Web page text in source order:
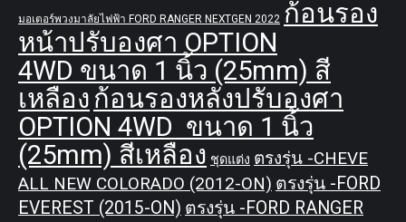
มอเตอร์พวงมาลัยไฟฟ้า FORD RANGER NEXTGEN 2022 ก้อนรอง
หน้าปรับองศา OPTION
4WD ขนาด 1 นิ้ว (25mm) สี
เหลือง ก้อนรองหลังปรับองศา
OPTION 4WD ขนาด 1 นิ้ว
(25mm) สีเหลือง ชุดแต่ง ตรงรุ่น -CHEVE
ALL NEW COLORADO (2012-ON) ตรงรุ่น -FORD
EVEREST (2015-ON) ตรงรุ่น -FORD RANGER